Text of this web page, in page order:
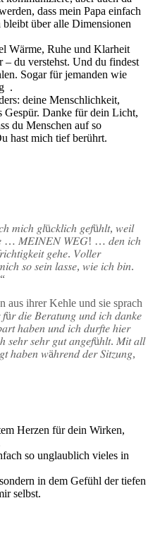
dass mein Papa einfach
über alle Dimensionen
Wärme, Ruhe und Klarheit
– du verstehst. Und du findest
Sogar für jemanden wie
.
deine Menschlichkeit,
Gespür. Danke für dein Licht,
du Menschen auf so
hast mich tief berührt.
𝑚𝑖𝑐ℎ 𝑔𝑙ü𝑐𝑘𝑙𝑖𝑐ℎ 𝑔𝑒𝑓üℎ𝑙𝑡, 𝑤𝑒𝑖𝑙
… 𝑀𝐸𝐼𝑁𝐸𝑁 𝑊𝐸𝐺! … 𝑑𝑒𝑛 𝑖𝑐ℎ
𝑔𝑒ℎ𝑒. 𝑉𝑜𝑙𝑙𝑒𝑟
𝑠𝑜 𝑠𝑒𝑖𝑛 𝑙𝑎𝑠𝑠𝑒, 𝑤𝑖𝑒 𝑖𝑐ℎ 𝑏𝑖𝑛.
aus ihrer Kehle und sie sprach
𝑑𝑖𝑒 𝐵𝑒𝑟𝑎𝑡𝑢𝑛𝑔 𝑢𝑛𝑑 𝑖𝑐ℎ 𝑑𝑎𝑛𝑘𝑒
ℎ𝑎𝑏𝑒𝑛 𝑢𝑛𝑑 𝑖𝑐ℎ 𝑑𝑢𝑟𝑓𝑡𝑒 ℎ𝑖𝑒𝑟
𝑠𝑒ℎ𝑟 𝑠𝑒ℎ𝑟 𝑔𝑢𝑡 𝑎𝑛𝑔𝑒𝑓üℎ𝑙𝑡. 𝑀𝑖𝑡 𝑎𝑙𝑙
ℎ𝑎𝑏𝑒𝑛 𝑤äℎ𝑟𝑒𝑛𝑑 𝑑𝑒𝑟 𝑆𝑖𝑡𝑧𝑢𝑛𝑔,
Herzen für dein Wirken,
so unglaublich vieles in
in dem Gefühl der tiefen
selbst.